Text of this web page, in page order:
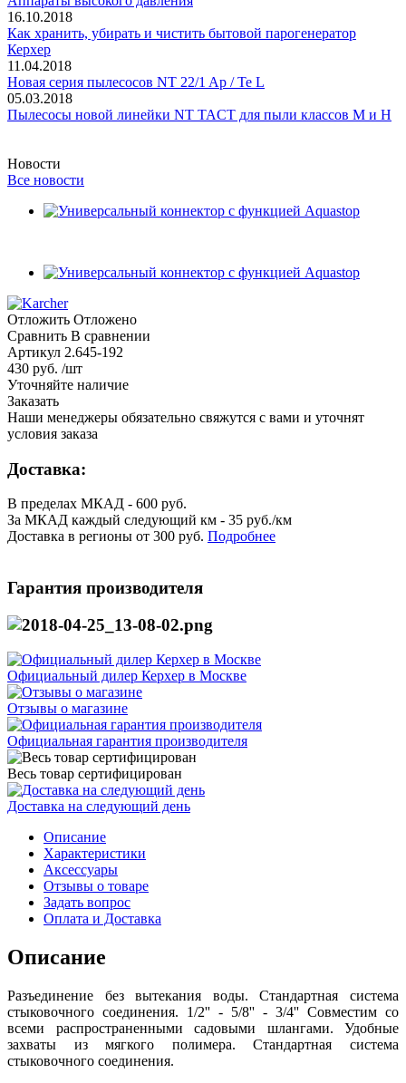
16.10.2018
Как хранить, убирать и чистить бытовой парогенератор
Керхер
11.04.2018
Новая серия пылесосов NT 22/1 Ap / Te L
05.03.2018
Пылесосы новой линейки NT TACT для пыли классов M и H
Новости
Все новости
Отложить Отложено
Сравнить В сравнении
Артикул 2.645-192
430 руб. /шт
Уточняйте наличие
Заказать
Наши менеджеры обязательно свяжутся с вами и уточнят
условия заказа
Доставка:
В пределах МКАД - 600 руб.
За МКАД каждый следующий км - 35 руб./км
Доставка в регионы от 300 руб. Подробнее
Гарантия производителя
Официальный дилер Керхер в Москве
Отзывы о магазине
Официальная гарантия производителя
Весь товар сертифицирован
Доставка на следующий день
Описание
Характеристики
Аксессуары
Отзывы о товаре
Задать вопрос
Оплата и Доставка
Описание
Разъединение без вытекания воды. Стандартная система
стыковочного соединения. 1/2'' - 5/8'' - 3/4'' Совместим со
всеми распространенными садовыми шлангами. Удобные
захваты из мягкого полимера. Стандартная система
стыковочного соединения.